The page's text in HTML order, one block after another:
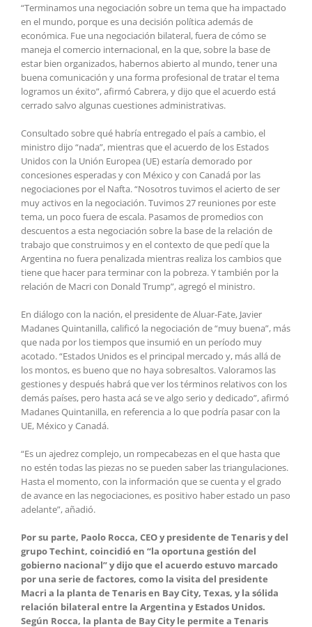
“Terminamos una negociación sobre un tema que ha impactado
en el mundo, porque es una decisión política además de
económica. Fue una negociación bilateral, fuera de cómo se
maneja el comercio internacional, en la que, sobre la base de
estar bien organizados, habernos abierto al mundo, tener una
buena comunicación y una forma profesional de tratar el tema
logramos un éxito”, afirmó Cabrera, y dijo que el acuerdo está
cerrado salvo algunas cuestiones administrativas.
Consultado sobre qué habría entregado el país a cambio, el
ministro dijo “nada”, mientras que el acuerdo de los Estados
Unidos con la Unión Europea (UE) estaría demorado por
concesiones esperadas y con México y con Canadá por las
negociaciones por el Nafta. “Nosotros tuvimos el acierto de ser
muy activos en la negociación. Tuvimos 27 reuniones por este
tema, un poco fuera de escala. Pasamos de promedios con
descuentos a esta negociación sobre la base de la relación de
trabajo que construimos y en el contexto de que pedí que la
Argentina no fuera penalizada mientras realiza los cambios que
tiene que hacer para terminar con la pobreza. Y también por la
relación de Macri con Donald Trump”, agregó el ministro.
En diálogo con la nación, el presidente de Aluar-Fate, Javier
Madanes Quintanilla, calificó la negociación de “muy buena”, más
que nada por los tiempos que insumió en un período muy
acotado. “Estados Unidos es el principal mercado y, más allá de
los montos, es bueno que no haya sobresaltos. Valoramos las
gestiones y después habrá que ver los términos relativos con los
demás países, pero hasta acá se ve algo serio y dedicado”, afirmó
Madanes Quintanilla, en referencia a lo que podría pasar con la
UE, México y Canadá.
“Es un ajedrez complejo, un rompecabezas en el que hasta que
no estén todas las piezas no se pueden saber las triangulaciones.
Hasta el momento, con la información que se cuenta y el grado
de avance en las negociaciones, es positivo haber estado un paso
adelante”, añadió.
Por su parte, Paolo Rocca, CEO y presidente de Tenaris y del
grupo Techint, coincidió en “la oportuna gestión del
gobierno nacional” y dijo que el acuerdo estuvo marcado
por una serie de factores, como la visita del presidente
Macri a la planta de Tenaris en Bay City, Texas, y la sólida
relación bilateral entre la Argentina y Estados Unidos.
Según Rocca, la planta de Bay City le permite a Tenaris